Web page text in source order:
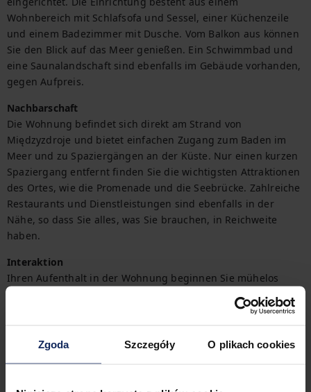
Zgoda Szczegóły O plikach cookies
Wohnbereich mit Schlafsofa und Sessel, einer Küchenzeile
und einem Badezimmer mit Dusche. Vom Balkon aus können
Sie den Blick auf das Meer genießen. Ein Schwimmbad und
eine Saunalandschaft sind ebenfalls im Gebäude vorhanden,
gegen Aufpreis.
Nachbarschaft
Die Wohnung befindet sich direkt am Strand von
Międzyzdroje und bietet einfachen Zugang zum Baden im
Meer und zu Spaziergängen an der Küste. Nur einen kurzen
Spaziergang entfernt finden Sie die wichtigsten Attraktionen
des Ortes, wie die Promenade und die Seebrücke. Zahlreiche
Restaurants und Dienstleistungen sind ebenfalls in der
Nähe, so dass Sie alles, was Sie brauchen, in Reichweite
haben.
Interaktion
Ihren Aufenthalt in der Wohnung beginnen Sie mühelos
dank des bereitgestellten Starter-Sets (alle Details finden Sie
Benötigen Sie eine Rechnung für die Übernachtung? Sie